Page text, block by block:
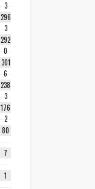
3
296
3
292
0
301
6
238
3
176
2
80
7
1